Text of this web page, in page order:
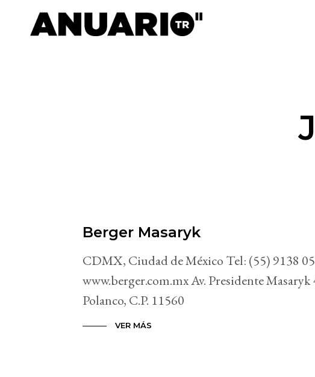
Berger Masaryk
CDMX, Ciudad de México Tel: (55) 9138
www.berger.com.mx Av. Presidente Masaryk
Polanco, C.P. 11560
VER MÁS